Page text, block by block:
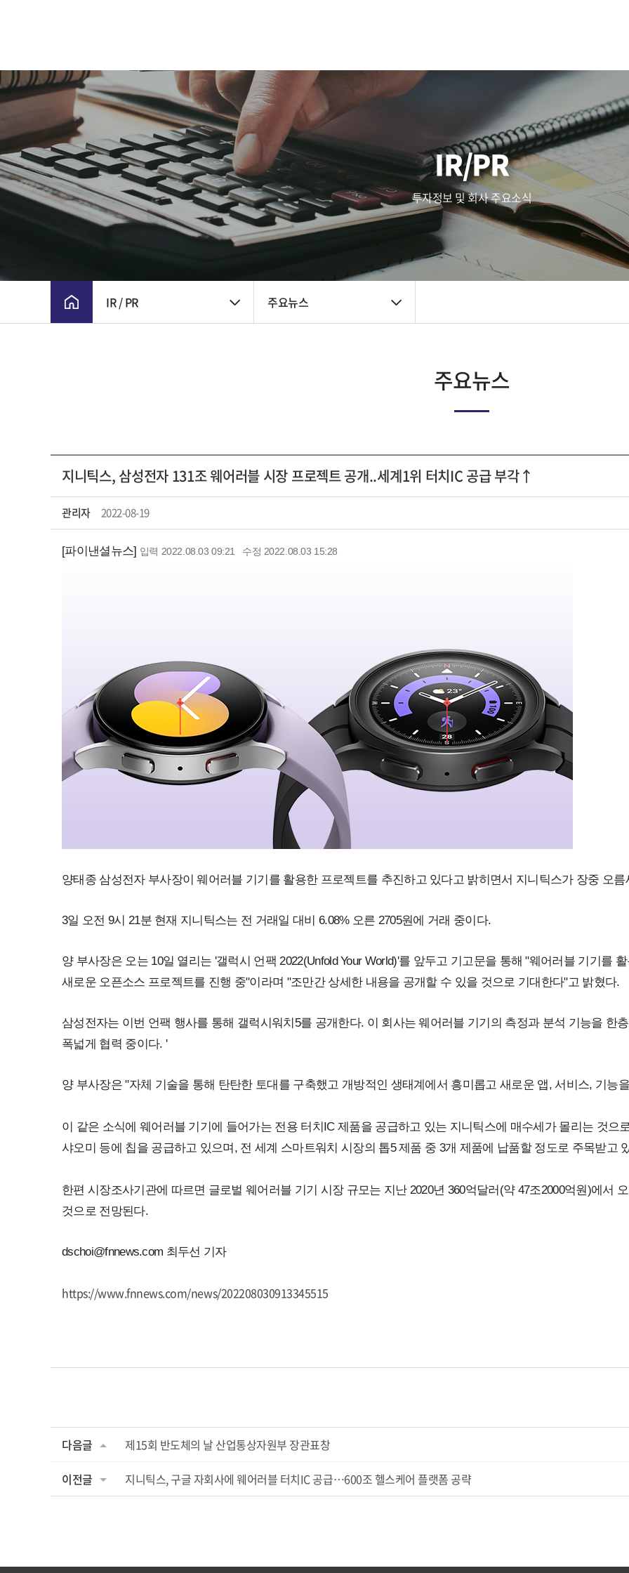
비전 및 핵심가치
CI
윤리경영
회사위치
Haptic/Power
Audio Amp
품질방침
인증자료
주요뉴스
사내소식
채용공고
채용FAQ
IR/PR
투자정보 및 회사 주요소식
IR / PR 주요뉴스
주요뉴스
지니틱스, 삼성전자 131조 웨어러블 시장 프로젝트 공개..세계1위 터치IC 공급 부각↑
관리자 2022-08-19
[파이낸셜뉴스] 입력 2022.08.03 09:21 수정 2022.08.03 15:28
양태종 삼성전자 부사장이 웨어러블 기기를 활용한 프로젝트를 추진하고 있다고 밝히면서 지니틱스가 장중 오름
3일 오전 9시 21분 현재 지니틱스는 전 거래일 대비 6.08% 오른 2705원에 거래 중이다.
양 부사장은 오는 10일 열리는 '갤럭시 언팩 2022(Unfold Your World)'를 앞두고 기고문을 통해 "웨어러블 기기를
새로운 오픈소스 프로젝트를 진행 중"이라며 "조만간 상세한 내용을 공개할 수 있을 것으로 기대한다"고 밝혔다.
삼성전자는 이번 언팩 행사를 통해 갤럭시워치5를 공개한다. 이 회사는 웨어러블 기기의 측정과 분석 기능을 한
폭넓게 협력 중이다. '
양 부사장은 "자체 기술을 통해 탄탄한 토대를 구축했고 개방적인 생태계에서 흥미롭고 새로운 앱, 서비스, 기능
이 같은 소식에 웨어러블 기기에 들어가는 전용 터치IC 제품을 공급하고 있는 지니틱스에 매수세가 몰리는 것으
샤오미 등에 칩을 공급하고 있으며, 전 세계 스마트워치 시장의 톱5 제품 중 3개 제품에 납품할 정도로 주목받고
한편 시장조사기관에 따르면 글로벌 웨어러블 기기 시장 규모는 지난 2020년 360억달러(약 47조2000억원)에서
것으로 전망된다.
dschoi@fnnews.com 최두선 기자
https://www.fnnews.com/news/202208030913345515
다음글 제15회 반도체의 날 산업통상자원부 장관표창
이전글 지니틱스, 구글 자회사에 웨어러블 터치IC 공급…600조 헬스케어 플랫폼 공략